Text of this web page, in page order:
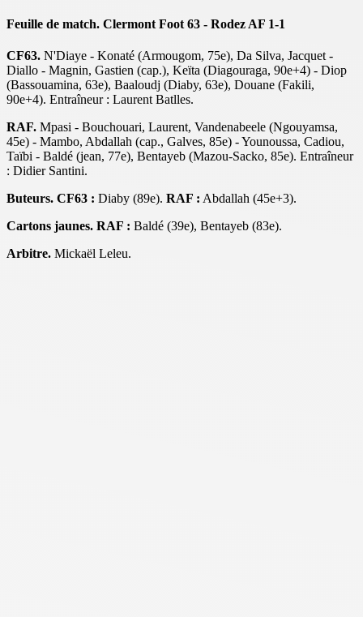
Feuille de match. Clermont Foot 63 - Rodez AF 1-1
CF63. N'Diaye - Konaté (Armougom, 75e), Da Silva, Jacquet -
Diallo - Magnin, Gastien (cap.), Keïta (Diagouraga, 90e+4) - Diop
(Bassouamina, 63e), Baaloudj (Diaby, 63e), Douane (Fakili,
90e+4). Entraîneur : Laurent Batlles.
RAF. Mpasi - Bouchouari, Laurent, Vandenabeele (Ngouyamsa,
45e) - Mambo, Abdallah (cap., Galves, 85e) - Younoussa, Cadiou,
Taïbi - Baldé (jean, 77e), Bentayeb (Mazou-Sacko, 85e). Entraîneur
: Didier Santini.
Buteurs. CF63 : Diaby (89e). RAF : Abdallah (45e+3).
Cartons jaunes. RAF : Baldé (39e), Bentayeb (83e).
Arbitre. Mickaël Leleu.